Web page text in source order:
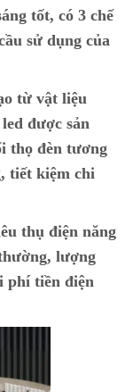
tốt, có 3 chế
sử dụng của
từ vật liệu
được sản
thọ đèn tương
tiết kiệm chi
thụ điện năng
lượng
phí tiền điện